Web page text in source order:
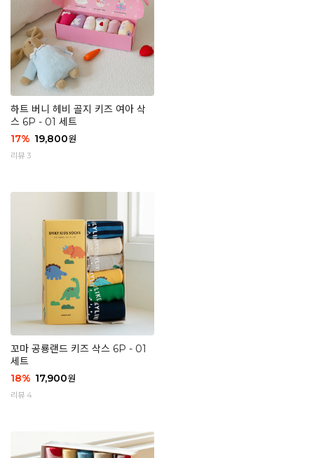
하트 버니 헤비 골지 키즈 여아 삭
스 6P - 01 세트
17% 19,800원
리뷰 3
꼬마 공룡랜드 키즈 삭스 6P - 01
세트
18% 17,900원
리뷰 4